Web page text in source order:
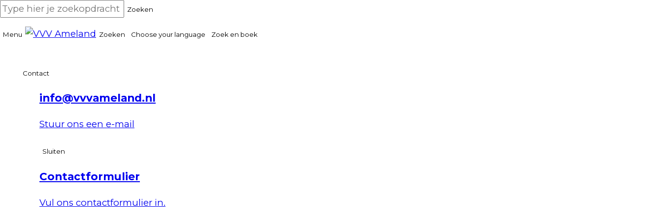
Zoeken
Menu Zoeken Choose your language Zoek en boek
Contact
info@vvvameland.nl
Stuur ons een e-mail
Sluiten
Contactformulier
Vul ons contactformulier in.